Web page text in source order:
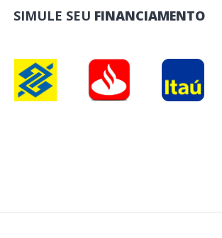
SIMULE SEU FINANCIAMENTO